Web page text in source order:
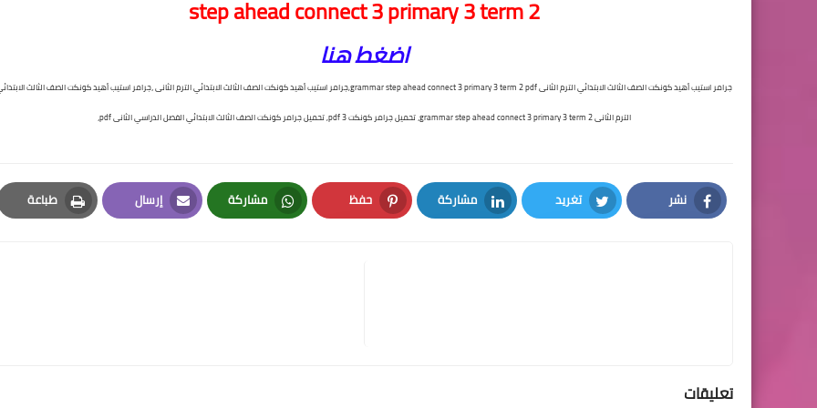
step ahead connect 3 primary 3 term 2
اضغط هنا
جرامر استيب أهيد كونكت الصف الثالث الابتدائي الترم الثانى grammar step ahead connect 3 primary 3 term 2 pdf,جرامر استيب أهيد كونكت الصف الثالثالابتدائي الترم الثانى ،جرامر استيب أهيد كونكت الصفالثالث
الترم الثانى grammar step ahead connect 3 primary 3 term 2، تحميل جرامر كونكت 3 pdf, تحميل جرامر كونكت الصف
الثالثالابتدائي الفصل الدراسي الثانى pdf،
نشر
Facebook
تغريد
Twitter
مشاركة
LinkedIn
حفظ
Pinterest
مشاركة
Whatsapp
إرسال
Email
طباعة
Print
تعليقات